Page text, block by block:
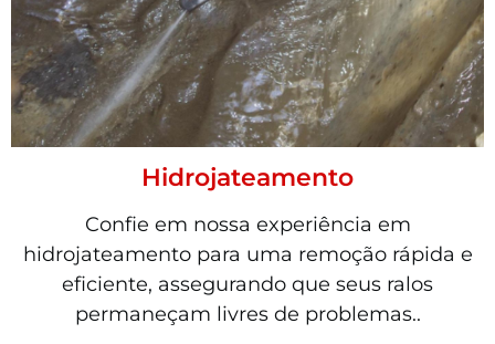
Hidrojateamento
Confie em nossa experiência em
hidrojateamento para uma remoção rápida e
eficiente, assegurando que seus ralos
permaneçam livres de problemas..